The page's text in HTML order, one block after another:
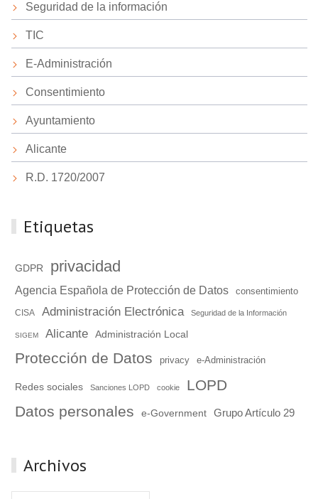
Seguridad de la información
TIC
E-Administración
Consentimiento
Ayuntamiento
Alicante
R.D. 1720/2007
Etiquetas
GDPR privacidad
Agencia Española de Protección de Datos consentimiento
CISA Administración Electrónica Seguridad de la Información
SIGEM Alicante Administración Local
Protección de Datos privacy e-Administración
Redes sociales Sanciones LOPD cookie LOPD
Datos personales e-Government Grupo Artículo 29
Archivos